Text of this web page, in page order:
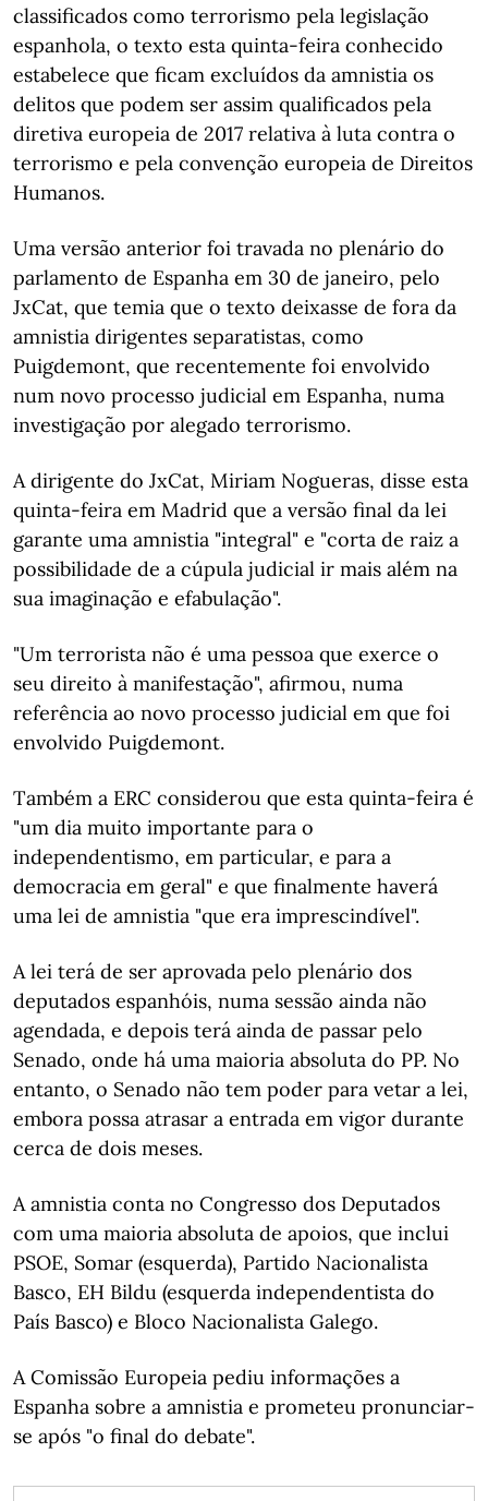
classificados como terrorismo pela legislação
espanhola, o texto esta quinta-feira conhecido
estabelece que ficam excluídos da amnistia os
delitos que podem ser assim qualificados pela
diretiva europeia de 2017 relativa à luta contra o
terrorismo e pela convenção europeia de Direitos
Humanos.
Uma versão anterior foi travada no plenário do
parlamento de Espanha em 30 de janeiro, pelo
JxCat, que temia que o texto deixasse de fora da
amnistia dirigentes separatistas, como
Puigdemont, que recentemente foi envolvido
num novo processo judicial em Espanha, numa
investigação por alegado terrorismo.
A dirigente do JxCat, Miriam Nogueras, disse esta
quinta-feira em Madrid que a versão final da lei
garante uma amnistia "integral" e "corta de raiz a
possibilidade de a cúpula judicial ir mais além na
sua imaginação e efabulação".
"Um terrorista não é uma pessoa que exerce o
seu direito à manifestação", afirmou, numa
referência ao novo processo judicial em que foi
envolvido Puigdemont.
Também a ERC considerou que esta quinta-feira é
"um dia muito importante para o
independentismo, em particular, e para a
democracia em geral" e que finalmente haverá
uma lei de amnistia "que era imprescindível".
A lei terá de ser aprovada pelo plenário dos
deputados espanhóis, numa sessão ainda não
agendada, e depois terá ainda de passar pelo
Senado, onde há uma maioria absoluta do PP. No
entanto, o Senado não tem poder para vetar a lei,
embora possa atrasar a entrada em vigor durante
cerca de dois meses.
A amnistia conta no Congresso dos Deputados
com uma maioria absoluta de apoios, que inclui
PSOE, Somar (esquerda), Partido Nacionalista
Basco, EH Bildu (esquerda independentista do
País Basco) e Bloco Nacionalista Galego.
A Comissão Europeia pediu informações a
Espanha sobre a amnistia e prometeu pronunciar-
se após "o final do debate".